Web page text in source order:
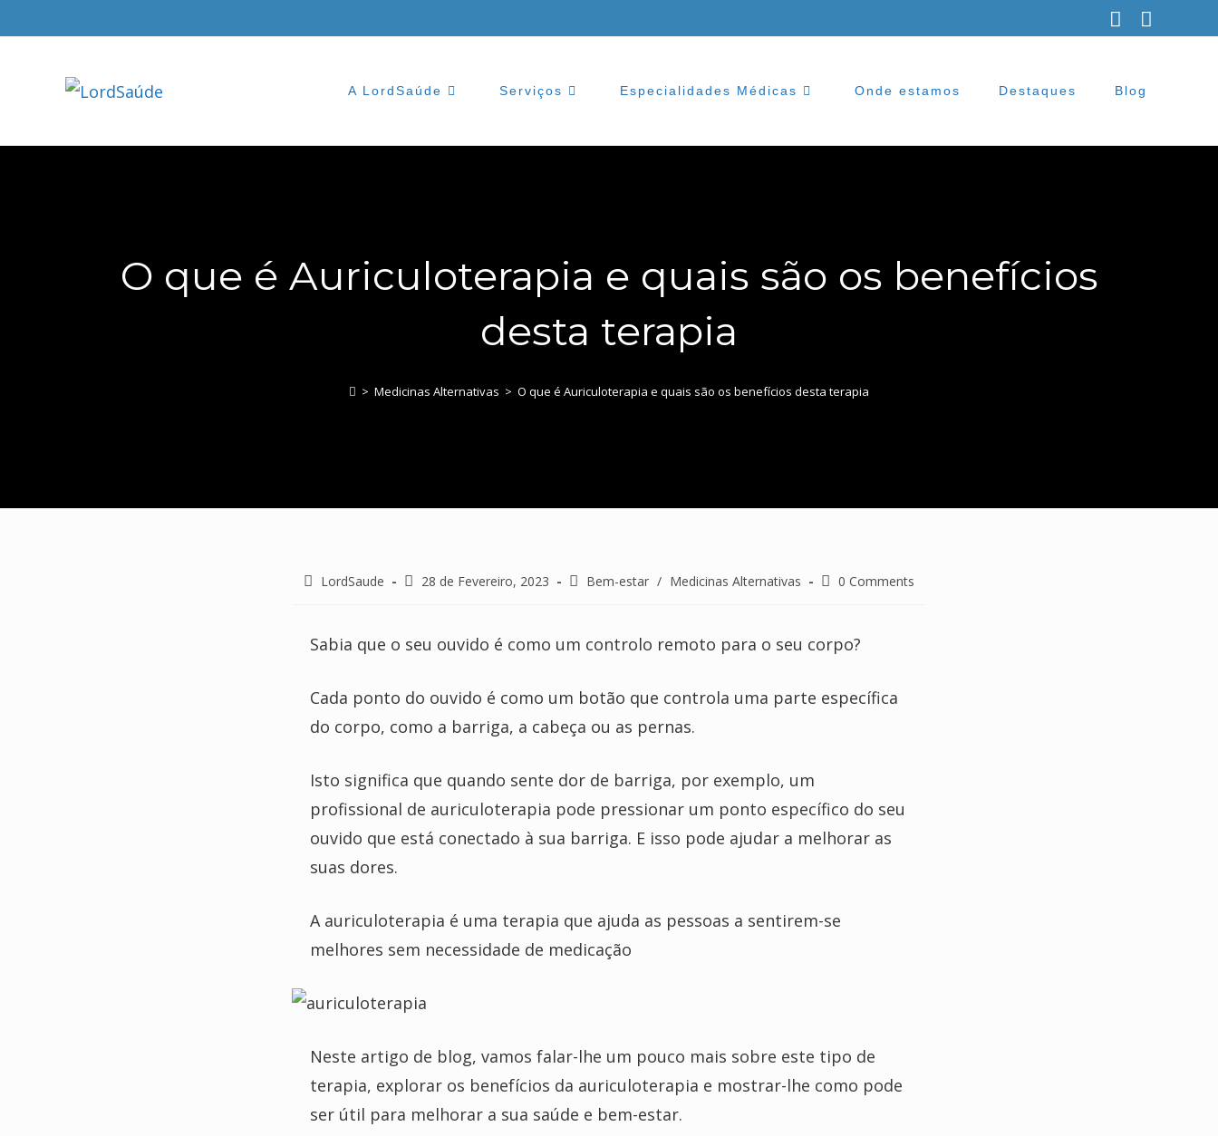
to
A LordSaúde Serviços Especialidades Médicas Onde estamos Destaques Blog
O que é Auriculoterapia e quais são os benefícios
desta terapia
> Medicinas Alternativas > O que é Auriculoterapia e quais são os benefícios desta terapia
PostLordSaude
Post28 de Fevereiro, 2023
PostBem-estar / Medicinas Alternativas
Post0 Comments
Sabia que o seu ouvido é como um controlo remoto para o seu corpo?
Cada ponto do ouvido é como um botão que controla uma parte específica
do corpo, como a barriga, a cabeça ou as pernas.
Isto significa que quando sente dor de barriga, por exemplo, um
profissional de auriculoterapia pode pressionar um ponto específico do seu
ouvido que está conectado à sua barriga. E isso pode ajudar a melhorar as
suas dores.
A auriculoterapia é uma terapia que ajuda as pessoas a sentirem-se
melhores sem necessidade de medicação
Neste artigo de blog, vamos falar-lhe um pouco mais sobre este tipo de
terapia, explorar os benefícios da auriculoterapia e mostrar-lhe como pode
ser útil para melhorar a sua saúde e bem-estar.